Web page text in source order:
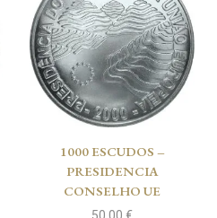
1000 ESCUDOS –
PRESIDENCIA
CONSELHO UE